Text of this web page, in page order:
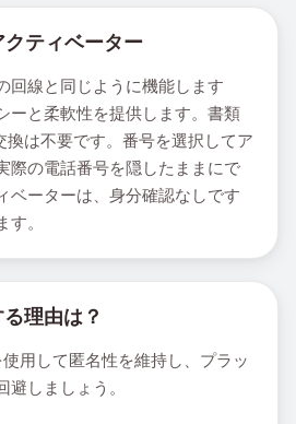
ティベーター
回線と同じように機能します
ーと柔軟性を提供します。書類
は不要です。番号を選択してア
際の電話番号を隠したままにで
ベーターは、身分確認なしです
。
理由は？
用して匿名性を維持し、プラッ
避しましょう。